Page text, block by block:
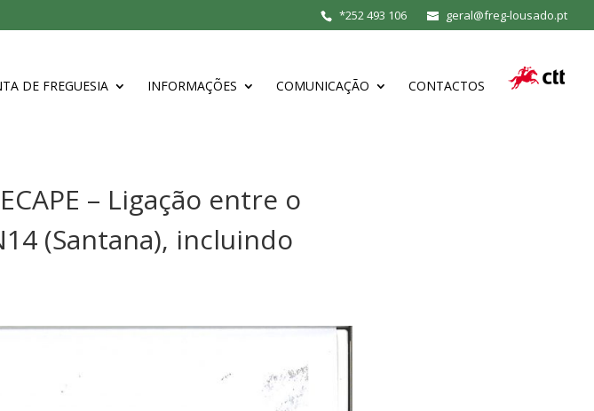
*252 493 106 geral@freg-lousado.pt
DE FREGUESIA INFORMAÇÕES COMUNICAÇÃO CONTACTOS
– Ligação entre o
(Santana), incluindo